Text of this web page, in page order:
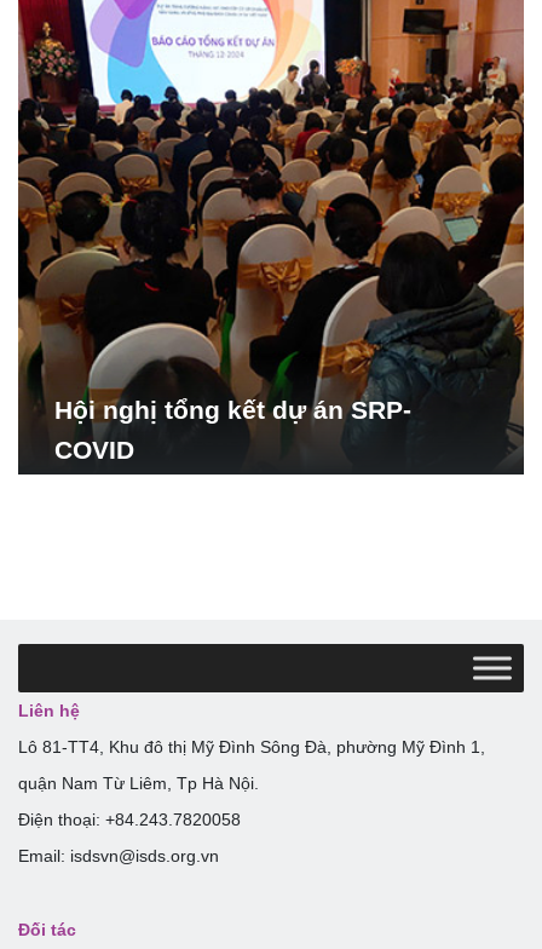
Hội nghị tổng kết dự án SRP-
COVID
Liên hệ
Lô 81-TT4, Khu đô thị Mỹ Đình Sông Đà, phường Mỹ Đình 1,
quận Nam Từ Liêm, Tp Hà Nội.
Điện thoại: +84.243.7820058
Email: isdsvn@isds.org.vn
Đối tác